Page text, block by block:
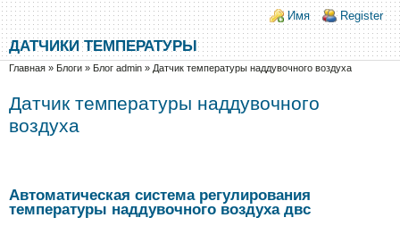
Перейти к основному содержанию
Skip to search
Login links
Имя Register
ДАТЧИКИ ТЕМПЕРАТУРЫ
Вы здесь
Главная » Блоги » Блог admin » Датчик температуры наддувочного воздуха
Датчик температуры наддувочного
воздуха
Автоматическая система регулирования
температуры наддувочного воздуха двс